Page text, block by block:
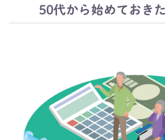
50代から始めておき